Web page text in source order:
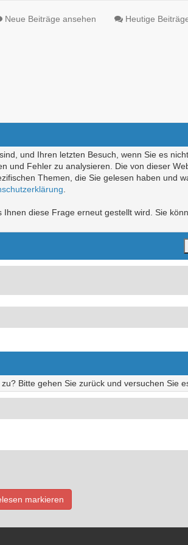
Neue Beiträge ansehen Heutige
und Ihren letzten Besuch, wenn Sie es
Fehler zu analysieren. Die von dieser
Themen, die Sie gelesen haben und
diese Frage erneut gestellt wird. Sie
Bitte gehen Sie zurück und versuchen Sie
markieren